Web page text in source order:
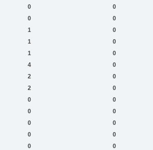
0
0
0
0
1
0
1
0
1
0
4
0
2
0
2
0
0
0
0
0
0
0
0
0
0
0